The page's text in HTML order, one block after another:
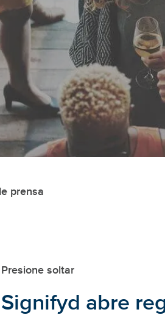
prensa
Presione soltar
Signifyd abre